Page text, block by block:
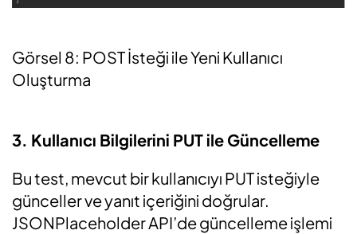
Görsel 8: POST İsteği ile Yeni Kullanıcı
Oluşturma
3. Kullanıcı Bilgilerini PUT ile Güncelleme
Bu test, mevcut bir kullanıcıyı PUT isteğiyle
günceller ve yanıt içeriğini doğrular.
JSONPlaceholder API’de güncelleme işlemi